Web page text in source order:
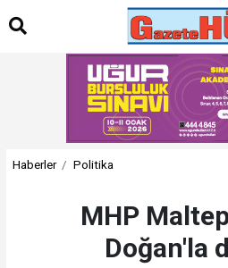
Haberler Politika
MHP
Doğan'la